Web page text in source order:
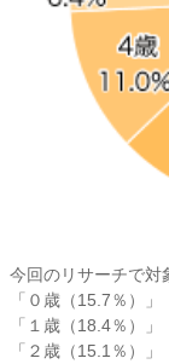
今回のリサーチで対
「０歳（15.7％）」
「１歳（18.4％）」
「２歳（15.1％）」